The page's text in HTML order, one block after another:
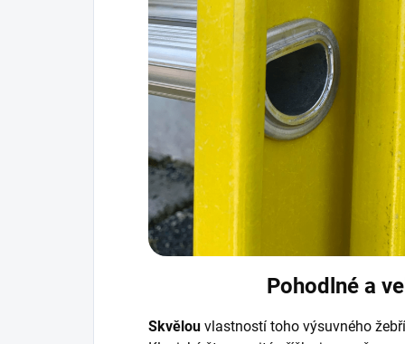
Pohodlné a
Skvělou vlastností toho výsuvného